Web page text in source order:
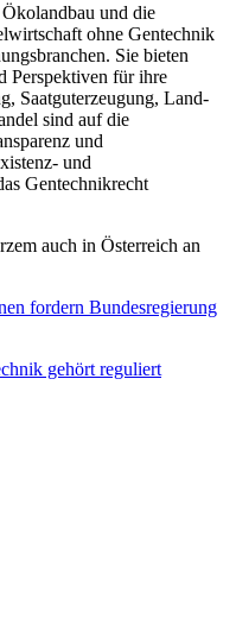
und die
ohne Gentechnik
Sie bieten
Perspektiven für ihre
Saatguterzeugung, Land-
sind auf die
und
und
Gentechnikrecht
auch in Österreich an
fordern Bundesregierung
gehört reguliert